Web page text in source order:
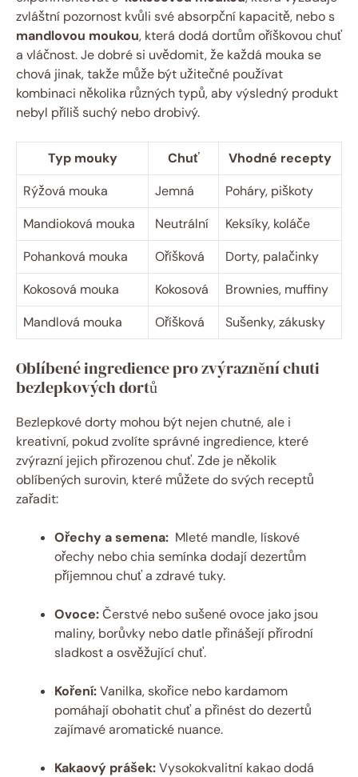
zvláštní⁤ pozornost kvůli své absorpční‍ kapacitě, nebo ⁣s
mandlovou moukou, která dodá dortům oříškovou chuť
a vláčnost. Je dobré ​si uvědomit, že každá⁤ mouka se
chová jinak, takže‌ může být⁤ užitečné používat
⁤kombinaci několika různých ‌typů, aby​ výsledný produkt
nebyl příliš​ suchý‌ nebo drobivý.
Typ‌ mouky Chuť
Vhodné recepty
Rýžová mouka
Jemná
Poháry, ⁢piškoty
Mandioková ⁢mouka
Neutrální
Keksíky, koláče
Pohanková‍ mouka
Oříšková
Dorty, palačinky
Kokosová mouka
Kokosová
Brownies, muffiny
Mandlová mouka
Oříšková Sušenky, zákusky
Oblíbené⁢ ingredience⁣ pro zvýraznění​ chuti‍
bezlepkových ‌dortů
Bezlepkové‌ dorty mohou být ⁤nejen chutné, ale i
kreativní, pokud⁢ zvolíte ​správné ingredience, které⁢
zvýrazní jejich ⁣přirozenou chuť. Zde je několik
oblíbených surovin, které​ můžete do svých receptů
zařadit:
Ořechy a semena: ​ Mleté‍ mandle, lískové⁤
ořechy nebo chia⁢ semínka dodají ​dezertům
příjemnou chuť a zdravé tuky.
Ovoce:⁤Čerstvé⁤ nebo sušené ovoce‍ jako jsou
maliny, borůvky nebo‌ datle přinášejí přírodní
sladkost ‌a osvěžující ‌chuť.
Koření:Vanilka, skořice nebo kardamom
pomáhají obohatit chuť a ‌přinést do ⁢dezertů
zajímavé aromatické nuance.
Kakaový prášek:Vysokokvalitní ‌kakao dodá